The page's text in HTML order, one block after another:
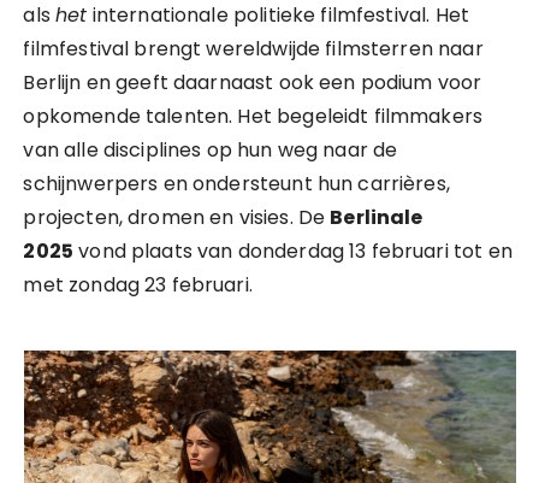
alshet internationale politieke filmfestival. Het
filmfestival brengt wereldwijde filmsterren naar
Berlijn en geeft daarnaast ook een podium voor
opkomende talenten. Het begeleidt filmmakers
van alle disciplines op hun weg naar de
schijnwerpers en ondersteunt hun carrières,
projecten, dromen en visies. De Berlinale
2025 vond plaats van donderdag 13 februari tot en
met zondag 23 februari.